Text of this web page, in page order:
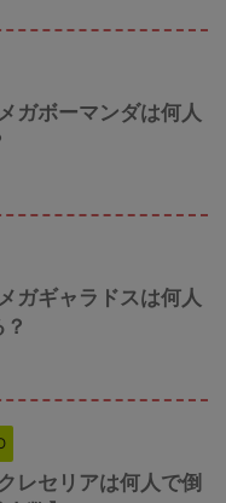
ガボーマンダは何人
ガギャラドスは何人
レセリアは何人で倒